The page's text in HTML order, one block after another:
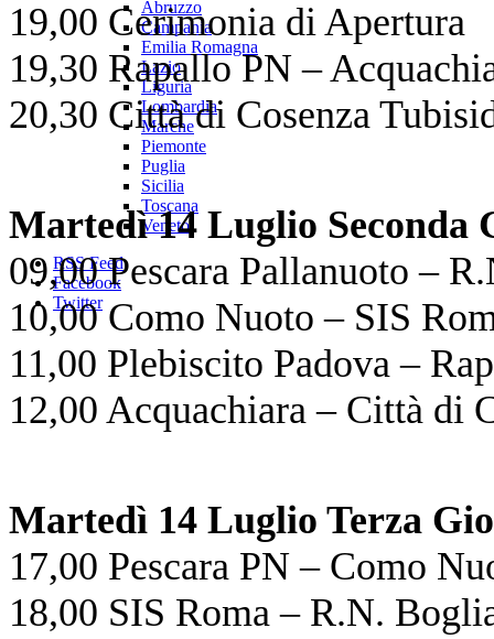
Abruzzo
Campania
Emilia Romagna
Lazio
Liguria
Lombardia
Marche
Piemonte
Puglia
Sicilia
Toscana
Veneto
RSS Feed
Facebook
Twitter
19,00 Cerimonia di Apertura
19,30 Rapallo PN –
20,30 Città di Cosenza
Martedì 14 Luglio Seconda
09,00 Pescara Pallanuoto –
10,00 Como Nuoto – SIS
11,00 Plebiscito Padova –
12,00 Acquachiara – Città di
Martedì 14 Luglio Terza
17,00 Pescara PN – Como
18,00 SIS Roma – R.N.